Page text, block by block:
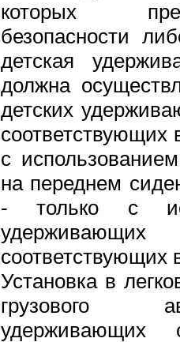
которых
безопасности
детская
должна
детских
соответствующих
с
на переднем
- только с
соответствующих
Установка в
грузового
удерживающих